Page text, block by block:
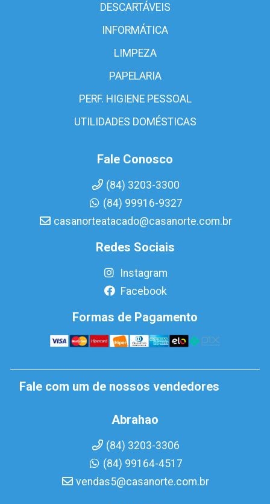
DESCARTÁVEIS
INFORMÁTICA
LIMPEZA
PAPELARIA
PERF. HIGIENE PESSOAL
UTILIDADES DOMÉSTICAS
Fale Conosco
(84) 3203-3300
(84) 99916-9327
casanorteatacado@casanorte.com.br
Redes Sociais
Instagram
Facebook
Formas de Pagamento
Fale com um de nossos vendedores
Abrahao
(84) 3203-3306
(84) 99164-4517
vendas5@casanorte.com.br